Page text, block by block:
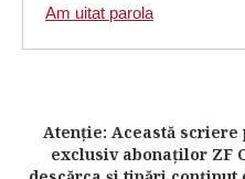
Am uitat parola
Atenţie: Această
exclusiv abonaţilor ZF